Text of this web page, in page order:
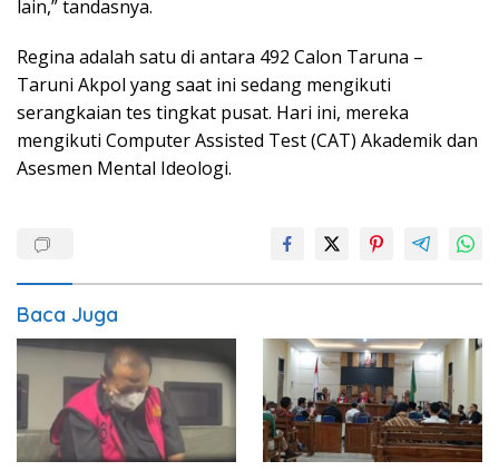
lain,” tandasnya.
Regina adalah satu di antara 492 Calon Taruna –
Taruni Akpol yang saat ini sedang mengikuti
serangkaian tes tingkat pusat. Hari ini, mereka
mengikuti Computer Assisted Test (CAT) Akademik dan
Asesmen Mental Ideologi.
Baca Juga